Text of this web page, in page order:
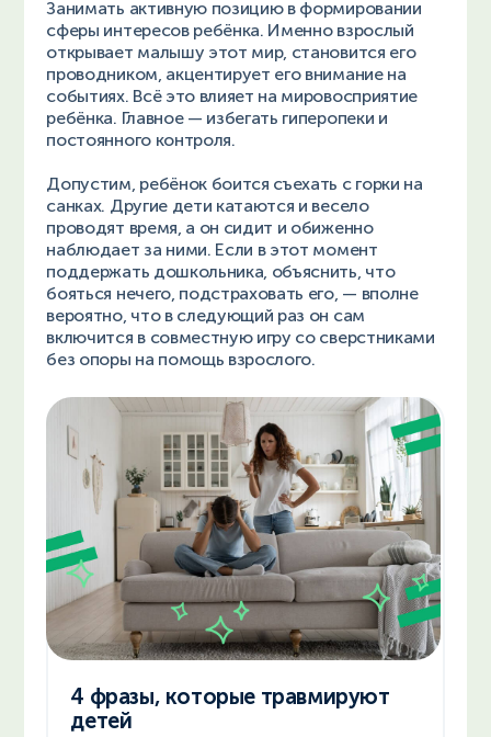
Занимать активную позицию в формировании
сферы интересов ребёнка. Именно взрослый
открывает малышу этот мир, становится его
проводником, акцентирует его внимание на
событиях. Всё это влияет на мировосприятие
ребёнка. Главное — избегать гиперопеки и
постоянного контроля.
Допустим, ребёнок боится съехать с горки на
санках. Другие дети катаются и весело
проводят время, а он сидит и обиженно
наблюдает за ними. Если в этот момент
поддержать дошкольника, объяснить, что
бояться нечего, подстраховать его, — вполне
вероятно, что в следующий раз он сам
включится в совместную игру со сверстниками
без опоры на помощь взрослого.
4 фразы, которые травмируют
детей